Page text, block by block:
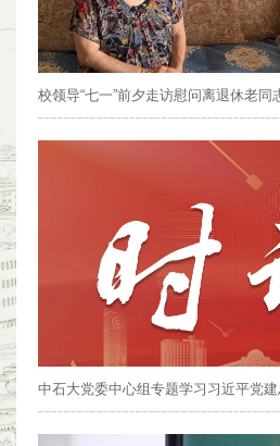
校领导“七一”前夕走访慰问离退休老同
中石大党委中心组专题学习习近平党建